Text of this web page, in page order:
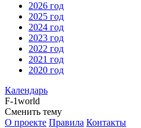
2026 год
2025 год
2024 год
2023 год
2022 год
2021 год
2020 год
Календарь
F-1world
Сменить тему
О проекте Правила Контакты